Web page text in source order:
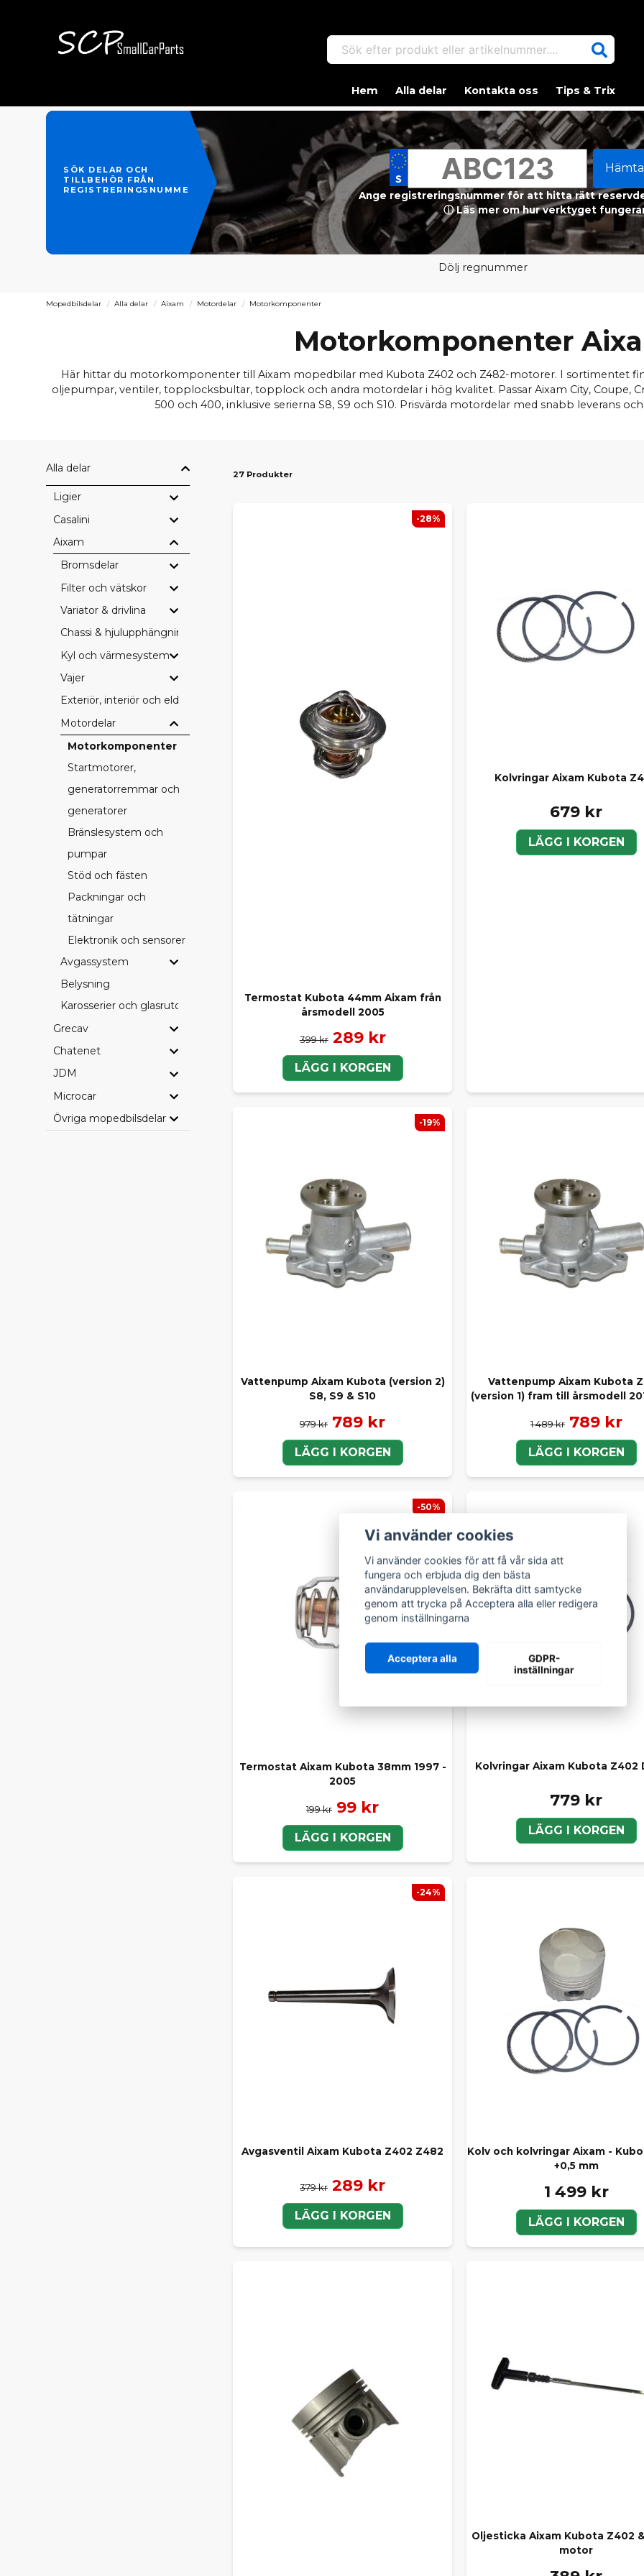
Sök efter produkt eller artikelnummer....
Hem Alla delar Kontakta oss Tips & Trix
SÖK DELAR OCH
TILLBEHÖR FRÅN
REGISTRERINGSNUMMER
Ange registreringsnummer för att hitta rätt
ⓘ Läs mer om hur verktyget
Dölj regnummer
Mopedbilsdelar Alla delar Aixam Motordelar Motorkomponenter
Motorkomponenter
Här hittar du motorkomponenter till Aixam mopedbilar med Kubota Z402 och Z482-motorer. I sortimentet
oljepumpar, ventiler, topplocksbultar, topplock och andra motordelar i hög kvalitet. Passar Aixam City, Coupe,
500 och 400, inklusive serierna S8, S9 och S10. Prisvärda motordelar med snabb leverans
Alla delar
Ligier
Casalini
Aixam
Bromsdelar
Filter och vätskor
Variator & drivlina
Chassi & hjulupphängning
Kyl och värmesystem
Vajer
Exteriör, interiör och eldetaljer
Motordelar
Motorkomponenter
Startmotorer,
generatorremmar och
generatorer
Bränslesystem och
pumpar
Stöd och fästen
Packningar och
tätningar
Elektronik och sensorer
Avgassystem
Belysning
Karosserier och glasrutor
Grecav
Chatenet
JDM
Microcar
Övriga mopedbilsdelar
27 Produkter
Termostat Kubota 44mm Aixam från
årsmodell 2005
399 kr 289 kr
LÄGG I KORGEN
-28%
Kolvringar Aixam Kubota
679 kr
LÄGG I KORGEN
Vattenpump Aixam Kubota (version 2)
S8, S9 & S10
979 kr 789 kr
LÄGG I KORGEN
-19%
Vattenpump Aixam Kubota
(version 1) fram till årsmodell
1 489 kr 789 kr
LÄGG I KORGEN
Termostat Aixam Kubota 38mm 1997 -
2005
199 kr 99 kr
LÄGG I KORGEN
-50%
Kolvringar Aixam Kubota Z402
779 kr
LÄGG I KORGEN
Avgasventil Aixam Kubota Z402 Z482
379 kr 289 kr
LÄGG I KORGEN
-24%
Kolv och kolvringar Aixam -
+0,5 mm
1 499 kr
LÄGG I KORGEN
Oljesticka Aixam Kubota Z402
motor
Vi använder cookies
Vi använder cookies för att få vår sida att
fungera och erbjuda dig den bästa
användarupplevelsen. Bekräfta ditt samtycke
genom att trycka på Acceptera alla eller redigera
genom inställningarna
Acceptera alla
GDPR-
inställningar